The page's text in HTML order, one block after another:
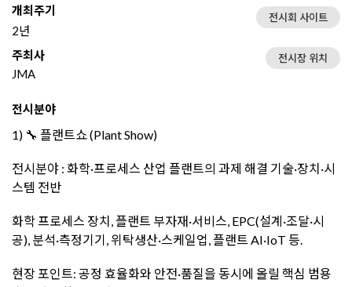
개최주기
2년
전시회 사이트
주최사
JMA
전시장 위치
전시분야
1) 🔧 플랜트쇼 (Plant Show)
전시분야 : 화학·프로세스 산업 플랜트의 과제 해결 기술·장치·시
스템 전반
화학 프로세스 장치, 플랜트 부자재·서비스, EPC(설계·조달·시
공), 분석·측정기기, 위탁생산·스케일업, 플랜트 AI·IoT 등.
현장 포인트: 공정 효율화와 안전·품질을 동시에 올릴 핵심 범용